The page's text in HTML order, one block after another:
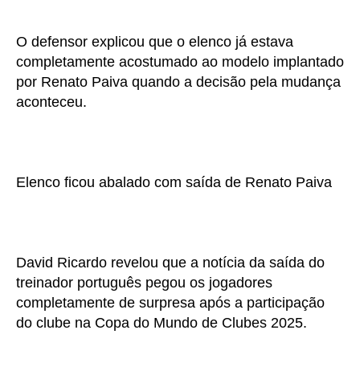
O defensor explicou que o elenco já estava
completamente acostumado ao modelo implantado
por Renato Paiva quando a decisão pela mudança
aconteceu.
Elenco ficou abalado com saída de Renato Paiva
David Ricardo revelou que a notícia da saída do
treinador português pegou os jogadores
completamente de surpresa após a participação
do clube na Copa do Mundo de Clubes 2025.